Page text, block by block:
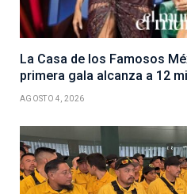
La Casa de los Famosos
primera gala alcanza a 12
AGOSTO 4, 2026